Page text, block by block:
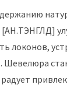
[АН.ТЭНГЛД]
локонов,
Шевелюра